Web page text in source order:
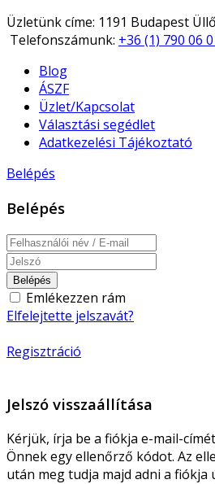
Üzletünk címe: 1191 Budapest
Telefonszámunk: +36 (1) 790 06
Blog
ÁSZF
Üzlet/Kapcsolat
Választási segédlet
Adatkezelési Tájékoztató
Belépés
Belépés
Belépés
Emlékezzen rám
Elfelejtette jelszavát?
Regisztráció
Jelszó visszaállítása
Kérjük, írja be a fiókja e-mail-
Önnek egy ellenőrző kódot. Az
után meg tudja majd adni a fiókja